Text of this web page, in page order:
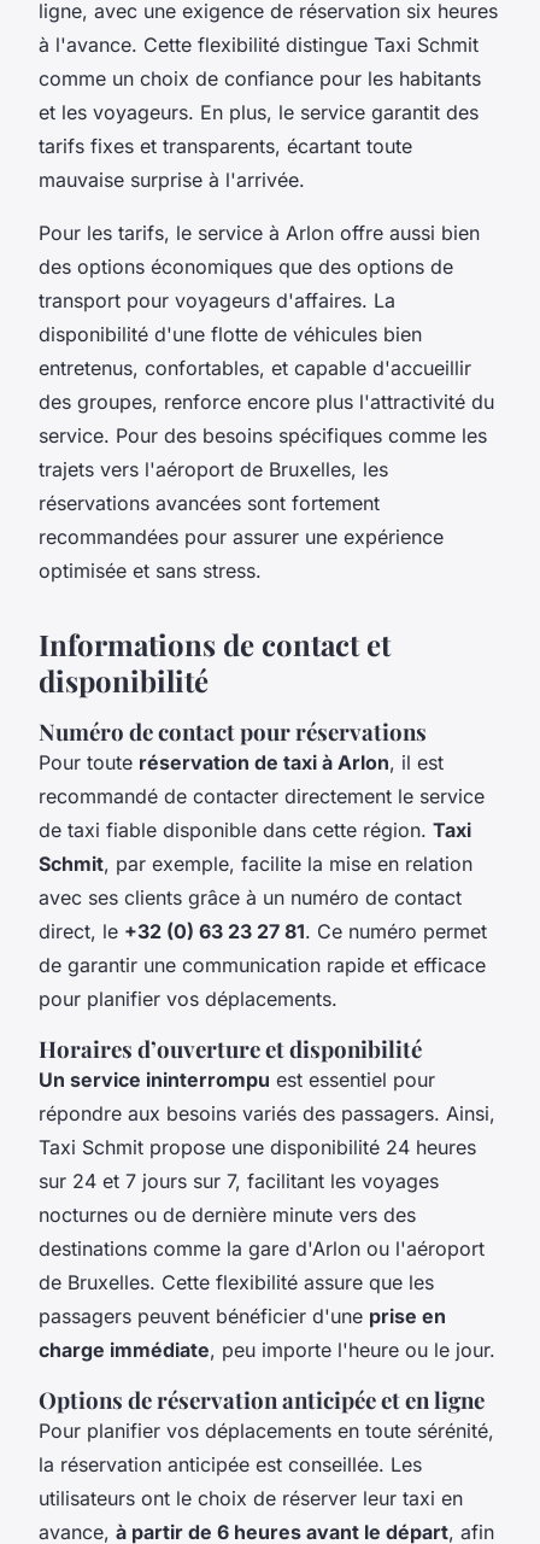
ligne, avec une exigence de réservation six heures
à l'avance. Cette flexibilité distingue Taxi Schmit
comme un choix de confiance pour les habitants
et les voyageurs. En plus, le service garantit des
tarifs fixes et transparents, écartant toute
mauvaise surprise à l'arrivée.
Pour les tarifs, le service à Arlon offre aussi bien
des options économiques que des options de
transport pour voyageurs d'affaires. La
disponibilité d'une flotte de véhicules bien
entretenus, confortables, et capable d'accueillir
des groupes, renforce encore plus l'attractivité du
service. Pour des besoins spécifiques comme les
trajets vers l'aéroport de Bruxelles, les
réservations avancées sont fortement
recommandées pour assurer une expérience
optimisée et sans stress.
Informations de contact et
disponibilité
Numéro de contact pour réservations
Pour toute réservation de taxi à Arlon, il est
recommandé de contacter directement le service
de taxi fiable disponible dans cette région. Taxi
Schmit, par exemple, facilite la mise en relation
avec ses clients grâce à un numéro de contact
direct, le +32 (0) 63 23 27 81. Ce numéro permet
de garantir une communication rapide et efficace
pour planifier vos déplacements.
Horaires d’ouverture et disponibilité
Un service ininterrompu est essentiel pour
répondre aux besoins variés des passagers. Ainsi,
Taxi Schmit propose une disponibilité 24 heures
sur 24 et 7 jours sur 7, facilitant les voyages
nocturnes ou de dernière minute vers des
destinations comme la gare d'Arlon ou l'aéroport
de Bruxelles. Cette flexibilité assure que les
passagers peuvent bénéficier d'une prise en
charge immédiate, peu importe l'heure ou le jour.
Options de réservation anticipée et en ligne
Pour planifier vos déplacements en toute sérénité,
la réservation anticipée est conseillée. Les
utilisateurs ont le choix de réserver leur taxi en
avance, à partir de 6 heures avant le départ, afin